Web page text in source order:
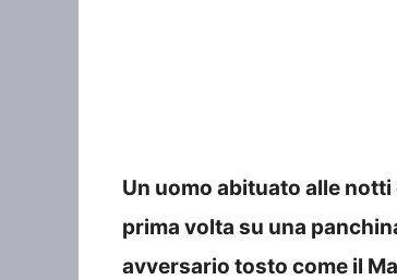
Un uomo abituato alle
prima volta su una
avversario tosto come il